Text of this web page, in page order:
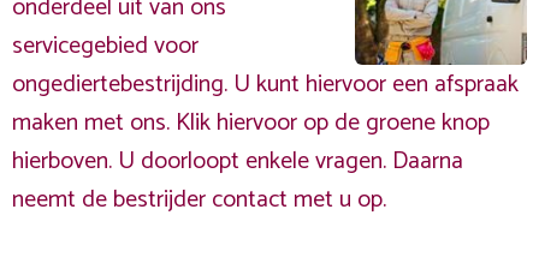
servicegebied voor
ongediertebestrijding. U kunt hiervoor een afspraak
maken met ons. Klik hiervoor op de groene knop
hierboven. U doorloopt enkele vragen. Daarna
neemt de bestrijder contact met u op.